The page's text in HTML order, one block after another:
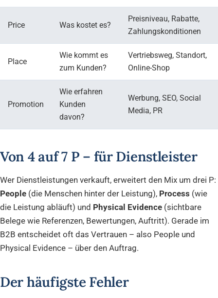
Price Was kostet es?
Preisniveau, Rabatte,
Zahlungskonditionen
Place
Wie kommt es
zum Kunden?
Vertriebsweg, Standort,
Online-Shop
Promotion
Wie erfahren
Kunden
davon?
Werbung, SEO, Social
Media, PR
Von 4 auf 7 P – für Dienstleister
Wer Dienstleistungen verkauft, erweitert den Mix um drei P:
People (die Menschen hinter der Leistung), Process (wie
die Leistung abläuft) und Physical Evidence (sichtbare
Belege wie Referenzen, Bewertungen, Auftritt). Gerade im
B2B entscheidet oft das Vertrauen – also People und
Physical Evidence – über den Auftrag.
Der häufigste Fehler